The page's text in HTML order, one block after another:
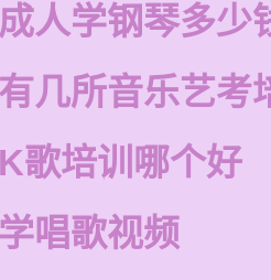
人学钢琴多少
几所音乐艺考
歌培训哪个好
唱歌视频